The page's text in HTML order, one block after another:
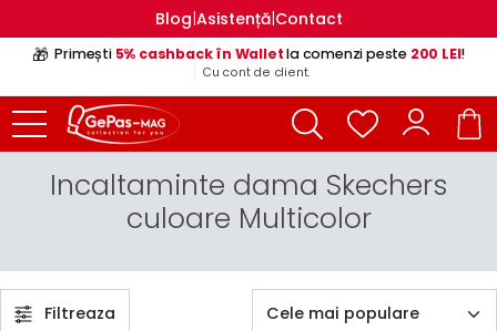
Blog|Asistență|Contact
🎁 Primești 5% cashback în Walletla comenzi peste 200 LEI!
Cu cont de client.
Incaltaminte dama Skechers
culoare Multicolor
Filtreaza